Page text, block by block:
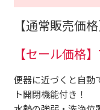
【通常販売価
【セール価格
便器に近づくと自動
ト開閉機能付き！